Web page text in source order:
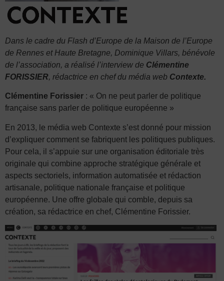
Dans le cadre du Flash d’Europe de la Maison de l’Europe
de Rennes et Haute Bretagne, Dominique Villars, bénévole
de l’association, a réalisé l’interview de Clémentine
FORISSIER, rédactrice en chef du média web Contexte.
Clémentine Forissier : « On ne peut parler de politique
française sans parler de politique européenne »
En 2013, le média web Contexte s’est donné pour mission
d’expliquer comment se fabriquent les politiques publiques.
Pour cela, il s’appuie sur une organisation éditoriale très
originale qui combine approche stratégique générale et
aspects sectoriels, information automatisée et rédaction
artisanale, politique nationale française et politique
européenne. Une offre globale qui comble, depuis sa
création, sa rédactrice en chef, Clémentine Forissier.